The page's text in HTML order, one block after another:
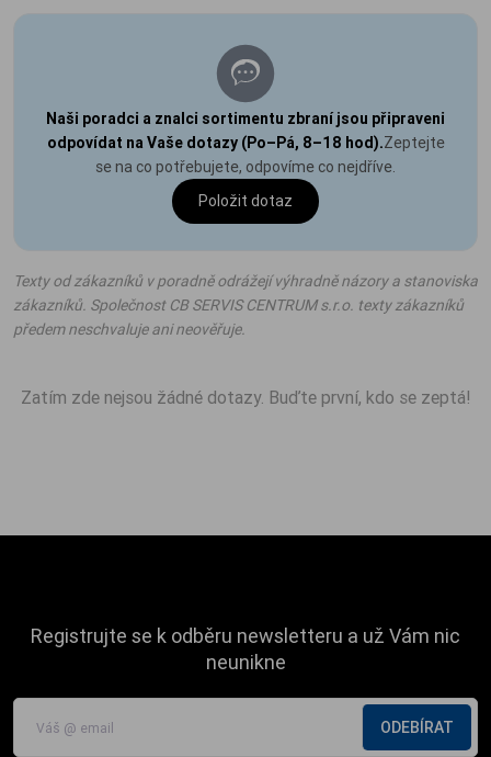
Naši poradci a znalci sortimentu zbraní jsou připraveni
odpovídat na Vaše dotazy (Po–Pá, 8–18 hod).Zeptejte
se na co potřebujete, odpovíme co nejdříve.
Položit dotaz
Texty od zákazníků v poradně odrážejí výhradně názory a stanoviska
zákazníků. Společnost CB SERVIS CENTRUM s.r.o. texty zákazníků
předem neschvaluje ani neověřuje.
Zatím zde nejsou žádné dotazy. Buďte první, kdo se zeptá!
Registrujte se k odběru newsletteru a už Vám nic
neunikne
ODEBÍRAT